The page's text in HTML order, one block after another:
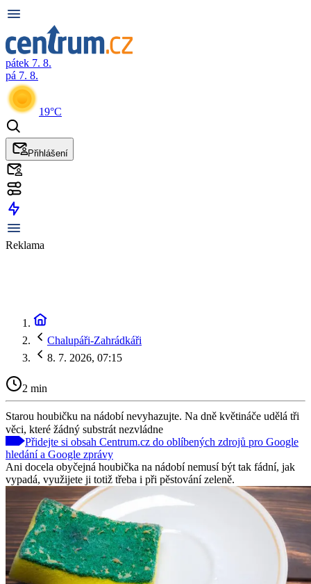
pátek 7. 8.
pá 7. 8.
19°C
Přihlášení
Reklama
Chalupáři-Zahrádkáři
8. 7. 2026, 07:15
2 min
Starou houbičku na nádobí nevyhazujte. Na dně květináče udělá tři
věci, které žádný substrát nezvládne
Přidejte si obsah Centrum.cz do oblíbených zdrojů pro Google
hledání a Google zprávy
Ani docela obyčejná houbička na nádobí nemusí být tak fádní, jak
vypadá, využijete ji totiž třeba i při pěstování zeleně.